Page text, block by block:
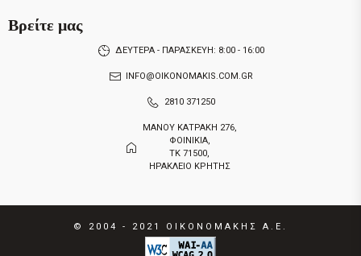
Βρείτε μας
ΔΕΥΤΕΡΑ - ΠΑΡΑΣΚΕΥΗ: 8:00 - 16:00
INFO@OIKONOMAKIS.COM.GR
2810 371250
ΜΑΝΟΥ ΚΑΤΡΑΚΗ 276,
ΦΟΙΝΙΚΙΑ,
ΤΚ 71500,
ΗΡΑΚΛΕΙΟ ΚΡΗΤΗΣ
© 2004 - 2021 ΟΙΚΟΝΟΜΑΚΗΣ Α.Ε.